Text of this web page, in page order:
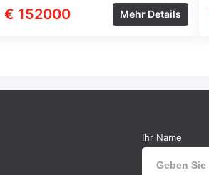
€ 152000 Mehr Details
Ihr Name